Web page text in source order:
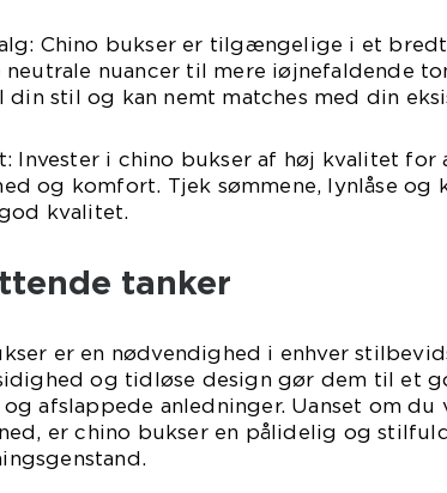
Chino bukser er tilgængelige i et
neutrale nuancer til mere iøjnefaldende
din stil og kan nemt matches med din
Invester i chino bukser af høj kvalitet for
og komfort. Tjek sømmene, lynlåse og
kvalitet.
tanker
er en nødvendighed i enhver
og tidløse design gør dem til et
afslappede anledninger. Uanset om
er chino bukser en pålidelig og